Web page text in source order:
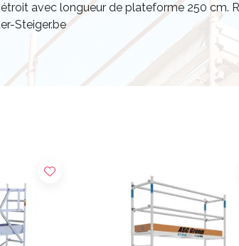
avec longueur de plateforme 250 cm.
Steiger.be